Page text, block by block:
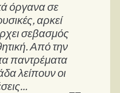
όργανα σε
αρκεί
σεβασμός
Από την
παντρέματα
λείπουν οι